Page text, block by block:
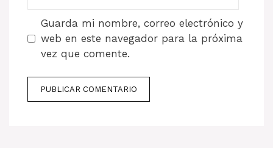
Guarda mi nombre, correo electrónico y
web en este navegador para la próxima
vez que comente.